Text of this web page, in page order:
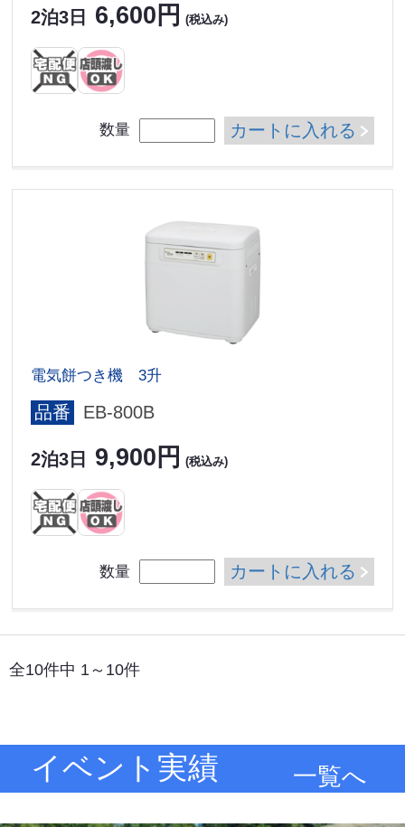
2泊3日 6,600円 (税込み)
数量 カートに入れる
電気餅つき機 3升
品番 EB-800B
2泊3日 9,900円 (税込み)
数量 カートに入れる
全10件中 1～10件
イベント実績 一覧へ